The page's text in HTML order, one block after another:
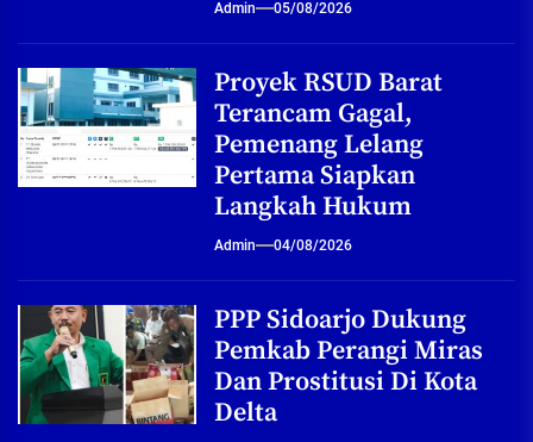
Admin 05/08/2026
Proyek RSUD Barat
Terancam Gagal,
Pemenang Lelang
Pertama Siapkan
Langkah Hukum
Admin 04/08/2026
PPP Sidoarjo Dukung
Pemkab Perangi Miras
Dan Prostitusi Di Kota
Delta